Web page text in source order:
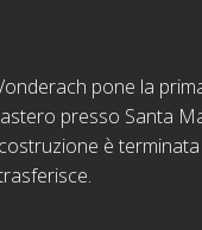
pone la
presso Santa
è